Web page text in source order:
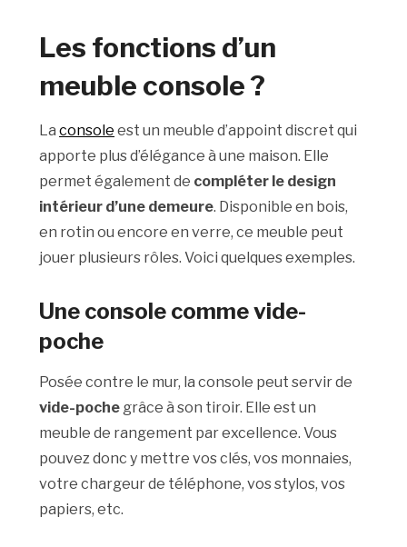
Les fonctions d’un
meuble console ?
La console est un meuble d’appoint discret qui
apporte plus d’élégance à une maison. Elle
permet également de compléter le design
intérieur d’une demeure. Disponible en bois,
en rotin ou encore en verre, ce meuble peut
jouer plusieurs rôles. Voici quelques exemples.
Une console comme vide-
poche
Posée contre le mur, la console peut servir de
vide-poche grâce à son tiroir. Elle est un
meuble de rangement par excellence. Vous
pouvez donc y mettre vos clés, vos monnaies,
votre chargeur de téléphone, vos stylos, vos
papiers, etc.